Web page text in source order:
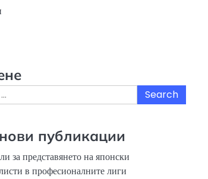
публикации
за представянето на японски
в професионалните лиги